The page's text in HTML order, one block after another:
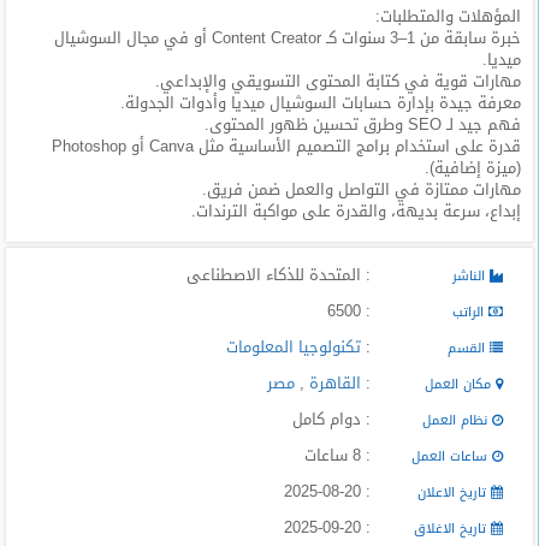
المدونة
المؤهلات والمتطلبات:
خبرة سابقة من 1–3 سنوات كـ Content Creator أو في مجال السوشيال
ميديا.
مهارات قوية في كتابة المحتوى التسويقي والإبداعي.
معرفة جيدة بإدارة حسابات السوشيال ميديا وأدوات الجدولة.
فهم جيد لـ SEO وطرق تحسين ظهور المحتوى.
قدرة على استخدام برامج التصميم الأساسية مثل Canva أو Photoshop
(ميزة إضافية).
مهارات ممتازة في التواصل والعمل ضمن فريق.
إبداع، سرعة بديهة، والقدرة على مواكبة الترندات.
الناشر : المتحدة للذكاء الاصطناعى
الراتب : 6500
القسم : تكنولوجيا المعلومات
مكان العمل : القاهرة , مصر
نظام العمل : دوام كامل
ساعات العمل : 8 ساعات
تاريخ الاعلان : 2025-08-20
تاريخ الاغلاق : 2025-09-20